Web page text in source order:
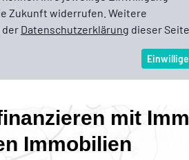
mit
Immobilien